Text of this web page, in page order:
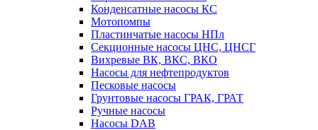
Конденсатные насосы КС
Мотопомпы
Пластинчатые насосы НПл
Секционные насосы ЦНС, ЦНСГ
Вихревые ВК, ВКС, ВКО
Насосы для нефтепродуктов
Песковые насосы
Грунтовые насосы ГРАК, ГРАТ
Ручные насосы
Насосы DAB